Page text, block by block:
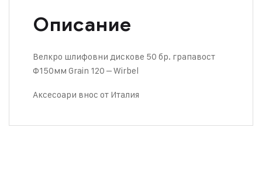
Описание
Велкро шлифовни дискове 50 бр. грапавост
Ф150мм Grain 120 – Wirbel
Аксесоари внос от Италия